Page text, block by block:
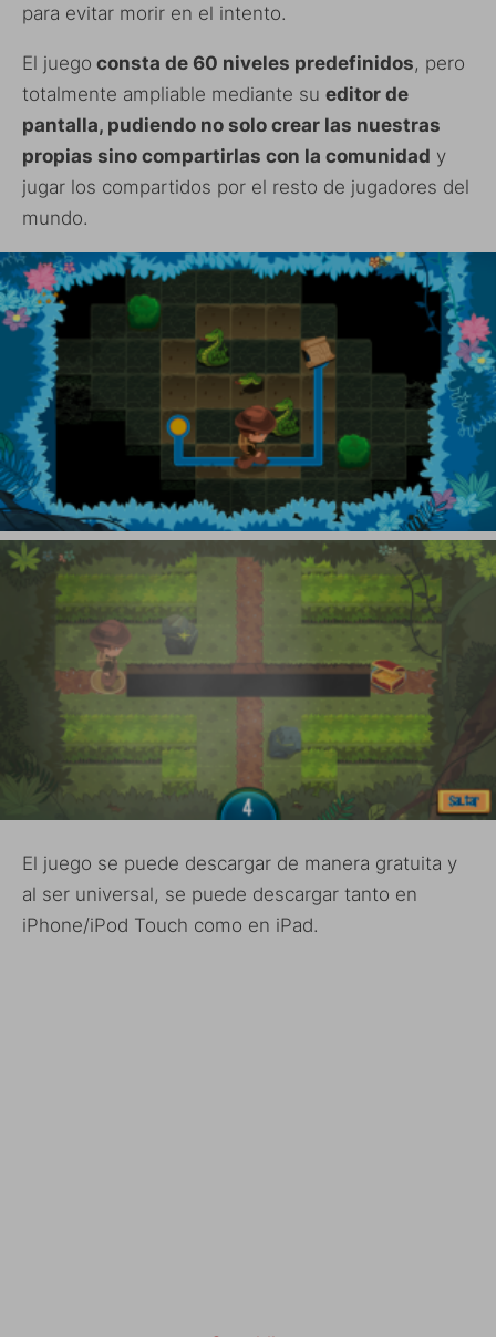
para evitar morir en el intento.
El juego consta de 60 niveles predefinidos, pero
totalmente ampliable mediante su editor de
pantalla, pudiendo no solo crear las nuestras
propias sino compartirlas con la comunidad y
jugar los compartidos por el resto de jugadores del
mundo.
El juego se puede descargar de manera gratuita y
al ser universal, se puede descargar tanto en
iPhone/iPod Touch como en iPad.